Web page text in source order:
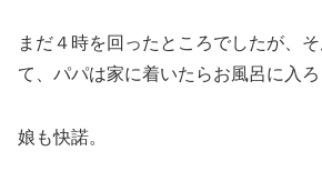
まだ４時を回ったところでしたが、
て、パパは家に着いたらお風呂に入ろ
娘も快諾。